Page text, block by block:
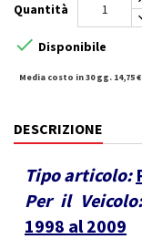
Quantità
 Disponibile
Media costo in 30 gg. 14,75 €
DESCRIZIONE
Tipo articolo:
Per il Veicolo:
1998 al 2009